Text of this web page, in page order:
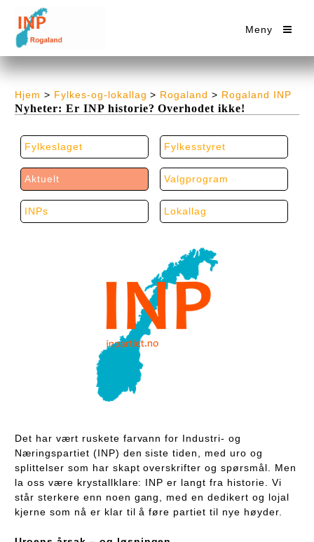
Meny
Hjem > Fylkes-og-lokallag > Rogaland > Rogaland INP
Nyheter: Er INP historie? Overhodet ikke!
Fylkeslaget Fylkesstyret
Aktuelt Valgprogram
INPs Lokallag
Det har vært ruskete farvann for Industri- og
Næringspartiet (INP) den siste tiden, med uro og
splittelser som har skapt overskrifter og spørsmål. Men
la oss være krystallklare: INP er langt fra historie. Vi
står sterkere enn noen gang, med en dedikert og lojal
kjerne som nå er klar til å føre partiet til nye høyder.